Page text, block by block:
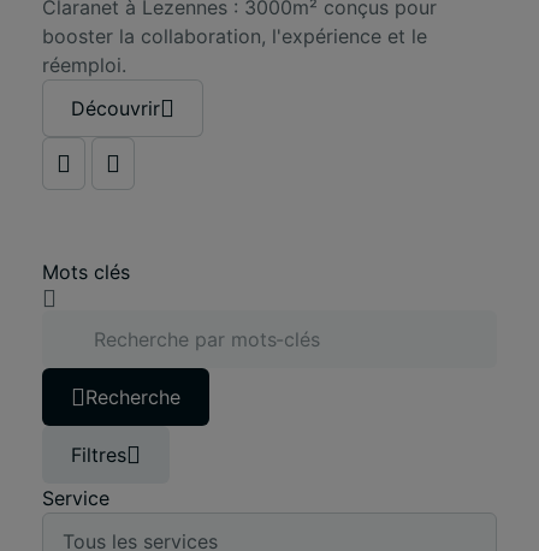
Claranet à Lezennes : 3000m² conçus pour
booster la collaboration, l'expérience et le
réemploi.
Découvrir
Mots clés
Recherche
Filtres
Service